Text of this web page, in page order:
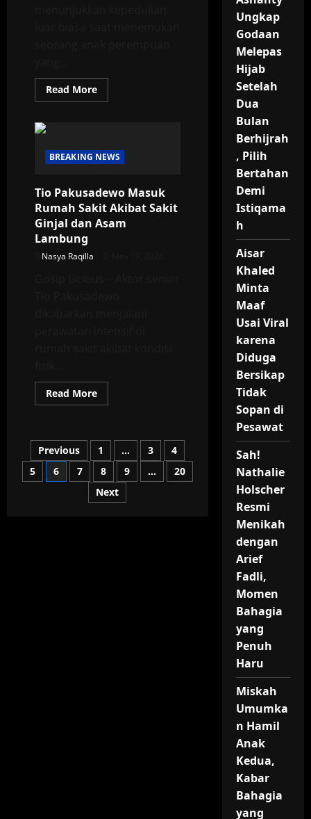
Read MoreRead
more
Selamatkan
Anak
Hilang
Tol
Bandara
Soetta
BREAKING NEWS
Tio Pakusadewo Masuk
Rumah Sakit Akibat Sakit
Ginjal dan Asam
Lambung
Nasya Raqilla
Read MoreRead
more
Masuk
Rumah
Sakit
Akibat
Sakit
Ginjal
dan
Posts
pagination
Previous 1 … 3
4
5
6 7 8 9 …
20
Next
Ungkap
Godaan
Melepas
Hijab
Setelah
Dua
Bulan
Berhijrah
, Pilih
Bertahan
Demi
Istiqama
h
Aisar
Khaled
Minta
Maaf
Usai Viral
karena
Diduga
Bersikap
Tidak
Sopan di
Pesawat
Sah!
Nathalie
Holscher
Resmi
Menikah
dengan
Arief
Fadli,
Momen
Bahagia
yang
Penuh
Haru
Miskah
Umumka
n Hamil
Anak
Kedua,
Kabar
Bahagia
yang